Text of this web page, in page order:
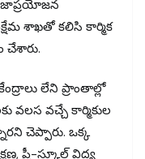
శాఖతో కలిసి కార్మిక
చేశారు.
లేని ప్రాంతాల్లో
వలస వచ్చే కార్మికుల
చెప్పారు. ఒక్క
ప్రీ-స్కూల్ విద్య